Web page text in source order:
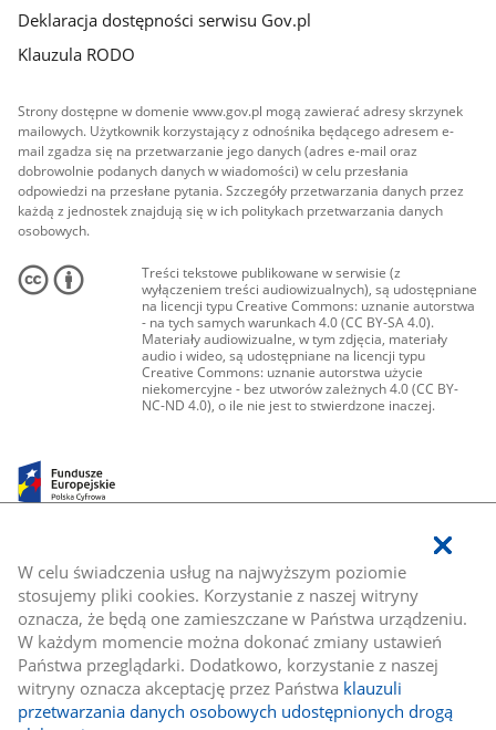
W celu świadczenia usług na najwyższym poziomie
stosujemy pliki cookies. Korzystanie z naszej witryny
oznacza, że będą one zamieszczane w Państwa urządzeniu.
W każdym momencie można dokonać zmiany ustawień
Państwa przeglądarki. Dodatkowo, korzystanie z naszej
witryny oznacza akceptację przez Państwa klauzuli
przetwarzania danych osobowych udostępnionych drogą
Deklaracja dostępności serwisu Gov.pl
Klauzula RODO
Strony dostępne w domenie www.gov.pl mogą zawierać adresy skrzynek
mailowych. Użytkownik korzystający z odnośnika będącego adresem e-
mail zgadza się na przetwarzanie jego danych (adres e-mail oraz
dobrowolnie podanych danych w wiadomości) w celu przesłania
odpowiedzi na przesłane pytania. Szczegóły przetwarzania danych przez
każdą z jednostek znajdują się w ich politykach przetwarzania danych
osobowych.
Treści tekstowe publikowane w serwisie (z
wyłączeniem treści audiowizualnych), są udostępniane
na licencji typu Creative Commons: uznanie autorstwa
- na tych samych warunkach 4.0 (CC BY-SA 4.0).
Materiały audiowizualne, w tym zdjęcia, materiały
audio i wideo, są udostępniane na licencji typu
Creative Commons: uznanie autorstwa użycie
niekomercyjne - bez utworów zależnych 4.0 (CC BY-
NC-ND 4.0), o ile nie jest to stwierdzone inaczej.